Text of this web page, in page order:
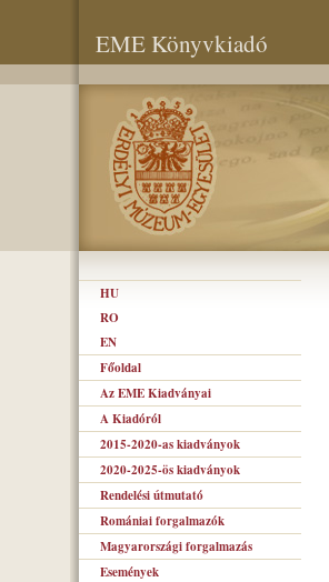
EME Könyvkiadó
HU
RO
EN
Főoldal
Az EME Kiadványai
A Kiadóról
2015-2020-as kiadványok
2020-2025-ös kiadványok
Rendelési útmutató
Romániai forgalmazók
Magyarországi forgalmazás
Események